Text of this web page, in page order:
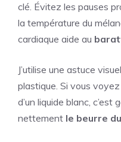
clé. Évitez les pauses
la température du
cardiaque aide au
J’utilise une astuce
plastique. Si vous
d’un liquide blanc, c’est
nettement le beurre